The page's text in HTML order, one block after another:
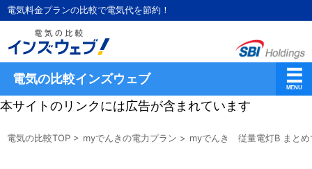
電気料金プランの比較で電気代を節約！
電気の比較インズウェブ
本サイトのリンクには広告が含まれています
電気の比較TOP > myでんきの電力プラン > myでんき 従量電灯B まと